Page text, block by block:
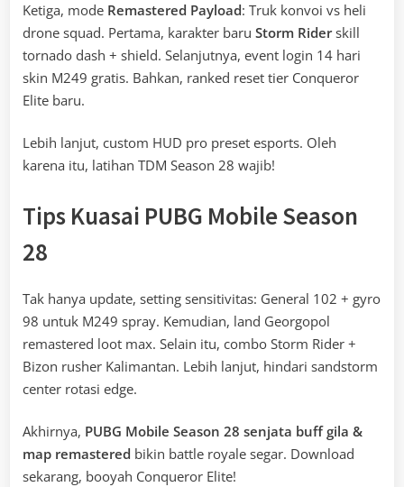
Ketiga, mode Remastered Payload: Truk konvoi vs heli
drone squad. Pertama, karakter baru Storm Riderskill
tornado dash + shield. Selanjutnya, event login 14 hari
skin M249 gratis. Bahkan, ranked reset tier Conqueror
Elite baru.
Lebih lanjut, custom HUD pro preset esports. Oleh
karena itu, latihan TDM Season 28 wajib!
Tips Kuasai PUBG Mobile Season
28
Tak hanya update, setting sensitivitas: General 102 + gyro
98 untuk M249 spray. Kemudian, land Georgopol
remastered loot max. Selain itu, combo Storm Rider +
Bizon rusher Kalimantan. Lebih lanjut, hindari sandstorm
center rotasi edge.
Akhirnya, PUBG Mobile Season 28 senjata buff gila &
map remastered bikin battle royale segar. Download
sekarang, booyah Conqueror Elite!